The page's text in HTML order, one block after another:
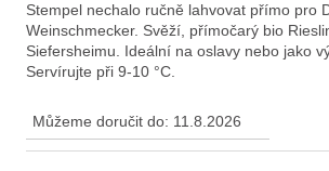
Stempel nechalo ručně lahvovat přímo pro
Weinschmecker. Svěží, přímočarý bio
Siefersheimu. Ideální na oslavy nebo jako
Servírujte při 9-10 °C.
Můžeme doručit do: 11.8.2026